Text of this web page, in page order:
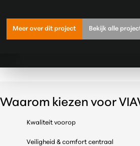
Meer over dit project Bekijk alle
Waarom kiezen voor
Kwaliteit voorop
Veiligheid & comfort centraal